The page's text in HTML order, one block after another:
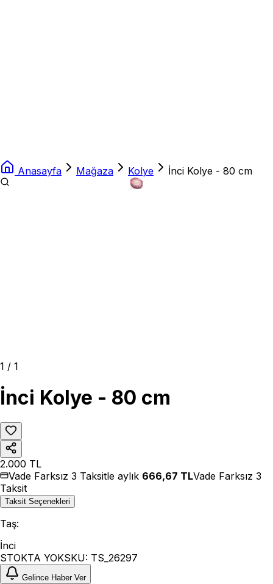
Anasayfa Mağaza Kolye İnci Kolye - 80 cm
1 / 1
İnci Kolye - 80 cm
2.000 TL
Vade Farksız 3 Taksitle aylık 666,67 TLVade Farksız 3
Taksit
Taksit Seçenekleri
Taş:
İnci
STOKTA YOKSKU: TS_26297
Gelince Haber Ver